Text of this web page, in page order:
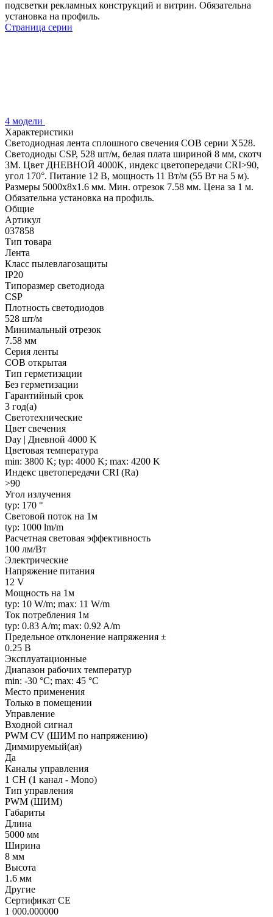
подсветки рекламных конструкций и витрин. Обязательна
установка на профиль.
Страница серии
4 модели
Характеристики
Светодиодная лента сплошного свечения COB серии X528.
Светодиоды CSP, 528 шт/м, белая плата шириной 8 мм, скотч
3M. Цвет ДНЕВНОЙ 4000K, индекс цветопередачи CRI>90,
угол 170°. Питание 12 В, мощность 11 Вт/м (55 Вт на 5 м).
Размеры 5000х8х1.6 мм. Мин. отрезок 7.58 мм. Цена за 1 м.
Обязательна установка на профиль.
Общие
Артикул
037858
Тип товара
Лента
Класс пылевлагозащиты
IP20
Типоразмер светодиода
CSP
Плотность светодиодов
528 шт/м
Минимальный отрезок
7.58 мм
Серия ленты
COB открытая
Тип герметизации
Без герметизации
Гарантийный срок
3 год(а)
Светотехнические
Цвет свечения
Day | Дневной 4000 K
Цветовая температура
min: 3800 K; typ: 4000 K; max: 4200 K
Индекс цветопередачи CRI (Ra)
>90
Угол излучения
typ: 170 °
Световой поток на 1м
typ: 1000 lm/m
Расчетная световая эффективность
100 лм/Вт
Электрические
Напряжение питания
12 V
Мощность на 1м
typ: 10 W/m; max: 11 W/m
Ток потребления 1м
typ: 0.83 A/m; max: 0.92 A/m
Предельное отклонение напряжения ±
0.25 В
Эксплуатационные
Диапазон рабочих температур
min: -30 °C; max: 45 °C
Место применения
Только в помещении
Управление
Входной сигнал
PWM СV (ШИМ по напряжению)
Диммируемый(ая)
Да
Каналы управления
1 CH (1 канал - Mono)
Тип управления
PWM (ШИМ)
Габариты
Длина
5000 мм
Ширина
8 мм
Высота
1.6 мм
Другие
Сертификат CE
1 000.000000